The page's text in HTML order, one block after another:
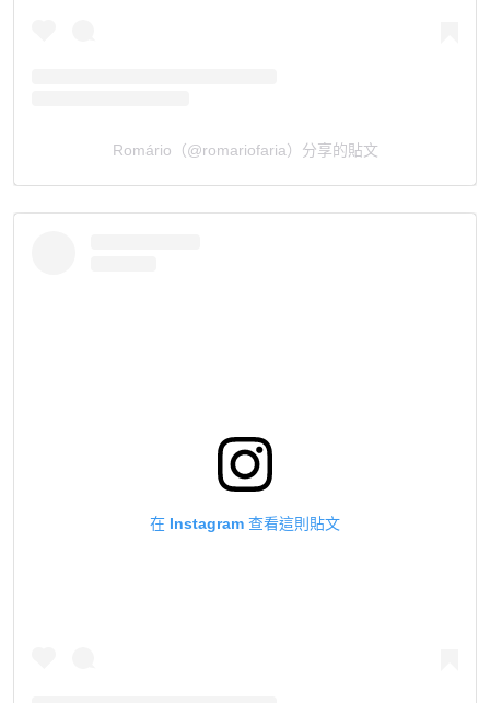
Romário（@romariofaria）分享的貼文
在 Instagram 查看這則貼文